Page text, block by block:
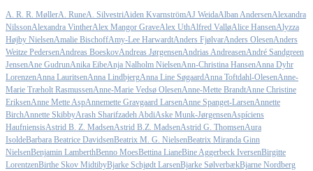
A. R. R. MøllerA. RuneA. SilvestriAiden KvarnströmAJ WeidaAlban AndersenAlexandra
NilssonAlexandra VintherAlex Mangor GraveAlex UthAlfred ValløAlice HansenAlyzza
Højby NielsenAmalie BischoffAmy-Lee HarwardtAnders FjølvarAnders OlesenAnders
Weitze PedersenAndreas BoeskovAndreas JørgensenAndrias AndreasenAndré Sandgreen
JensenAne GudrunAnika EibeAnja Nalholm NielsenAnn-Christina HansenAnna Dyhr
LorenzenAnna LauritsenAnna LindbjergAnna Line SøgaardAnna Toftdahl-OlesenAnne-
Marie Træholt RasmussenAnne-Marie Vedsø OlesenAnne-Mette BrandtAnne Christine
EriksenAnne Mette AspAnnemette Gravgaard LarsenAnne Spanget-LarsenAnnette
BirchAnnette SkibbyArash Sharifzadeh AbdiAske Munk-JørgensenAspíciens
HaufniensisAstrid B. Z. MadsenAstrid B.Z. MadsenAstrid G. ThomsenAura
IsoldeBarbara Beatrice DavidsenBeatrix M. G. NielsenBeatrix Miranda Ginn
NielsenBenjamin LamberthBenno MoesBettina LianeBine Aggerbeck IversenBirgitte
LorentzenBirthe Skov MidtibyBjarke Schjødt LarsenBjarke SølverbækBjarne Nordberg